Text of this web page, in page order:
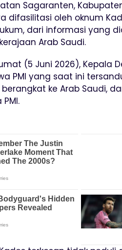
Sagaranten,
difasilitasi oleh oknum
dari informasi yang
Arab Saudi.
(5 Juni 2026), Kepala
PMI yang saat ini
ke Arab Saudi,